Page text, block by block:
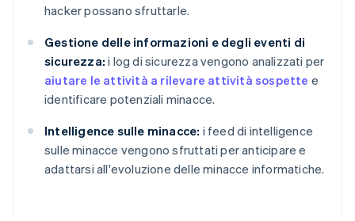
hacker possano sfruttarle.
Gestione delle informazioni e degli eventi di
sicurezza: i log di sicurezza vengono analizzati per
aiutare le attività a rilevare attività sospette e
identificare potenziali minacce.
Intelligence sulle minacce: i feed di intelligence
sulle minacce vengono sfruttati per anticipare e
adattarsi all'evoluzione delle minacce informatiche.